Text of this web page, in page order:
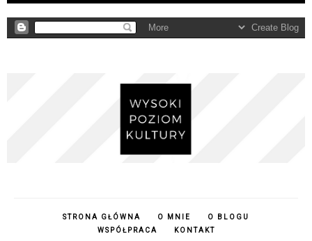
STRONA GŁÓWNA O MNIE
O BLOGU
WSPÓŁPRACA
KONTAKT